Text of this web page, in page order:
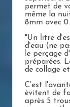
permet de
même la
8mm avec
"Un litre
d'eau (ne
le perçage
préparées.
de collage
C'est
évitent de
après 5